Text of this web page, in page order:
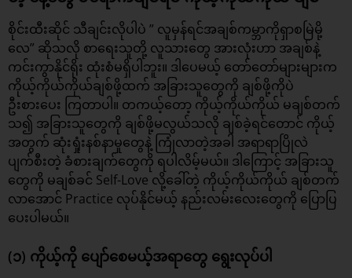
စိုင်းထီးဆိုင် သီချင်းလိုပါပဲ ” လူမှန်ရင်အချစ်ကမ္ဘာကိုရှာစမြဲမို့
လေ” ဆိုသလို စာရေးသူတို့ လူသားတွေ အားလုံးဟာ အချစ်နဲ့
ကင်းကွာနိုင်ရိုး ထုံးစံမရှိပါဘူး။ ဒါပေမယ့် တော်တော်များများက
ကိုယ့်ကိုယ်ကိုယ်ချစ်ဖို့ထက် အခြားသူတွေကို ချစ်ဖို့ကိုပဲ
ဦးစားပေး ကြတာပါ။ တကယ့်တော့ ကိုယ့်ကိုယ်ကိုယ် မချစ်တက်
သ၍ အခြားသူတွေကို ချစ်ဖို့မလွယ်သလို ချစ်ခဲ့ရင်တောင် ကိုယ့်
အတွက် ဆုံးရှုံးနစ်နာမှုတွေနဲ့ ကြုံလာတဲ့အခါ အရာရာပြိုလဲ
ပျက်စီးတဲ့ ခံစားချက်တွေကို ရပါလိမ့်မယ်။ ဒါကြောင့် အခြားသူ
တွေကို မချစ်ခင် Self-Love လို့ခေါ်တဲ့ ကိုယ့်ကိုယ်ကိုယ် ချစ်တက်
လာအောင် Practice လုပ်နိုင်မယ့် နည်းလမ်းလေးတွေကို ပြောပြ
ပေးပါမယ်။
(၁) ကိုယ့်ကို ပျော်စေမယ့်အရာတွေ ရွေးလုပ်ပါ